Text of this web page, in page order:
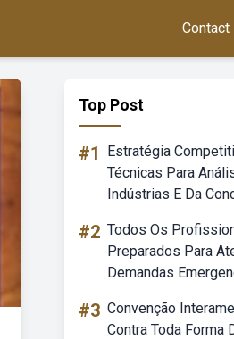
Contact
Top Post
#1
Estratégia
Técnicas Para
Indústrias E Da
#2 Todos Os
Preparados Para
Demandas
#3 Convenção
Contra Toda Forma